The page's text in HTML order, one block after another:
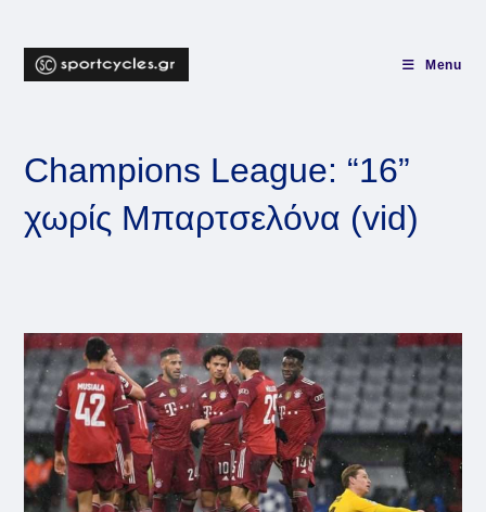
content
Menu
Champions League: “16”
χωρίς Μπαρτσελόνα (vid)